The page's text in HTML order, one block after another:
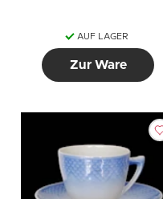
AUF LAGER
Zur Ware